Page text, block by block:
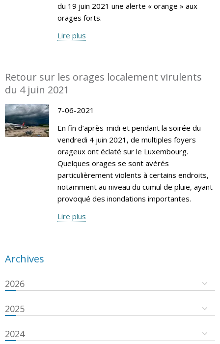
du 19 juin 2021 une alerte « orange » aux
orages forts.
Lire plus
Retour sur les orages localement virulents
du 4 juin 2021
7-06-2021
En fin d’après-midi et pendant la soirée du
vendredi 4 juin 2021, de multiples foyers
orageux ont éclaté sur le Luxembourg.
Quelques orages se sont avérés
particulièrement violents à certains endroits,
notamment au niveau du cumul de pluie, ayant
provoqué des inondations importantes.
Lire plus
Archives
2026
2025
2024